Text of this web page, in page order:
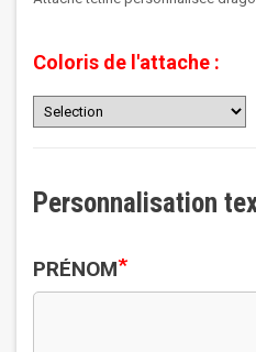
Coloris de l'attache :
Personnalisation
PRÉNOM*